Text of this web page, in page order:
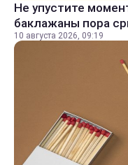
Не упустите
баклажаны пора
10 августа 2026, 09:19